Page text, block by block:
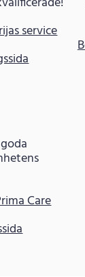
service
Care